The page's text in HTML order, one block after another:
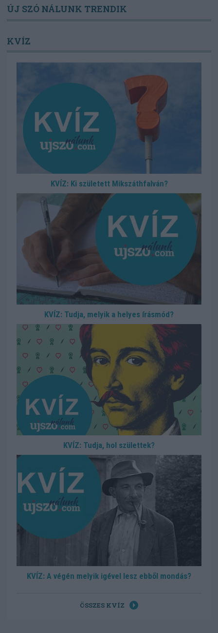
ÚJ SZÓ NÁLUNK TRENDIK
KVÍZ
KVÍZ: Ki született Mikszáthfalván?
KVÍZ: Tudja, melyik a helyes írásmód?
KVÍZ: Tudja, hol születtek?
KVÍZ: A végén melyik igével lesz ebből mondás?
ÖSSZES KVÍZ